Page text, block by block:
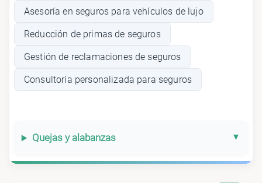
Asesoría en seguros para vehículos de lujo
Reducción de primas de seguros
Gestión de reclamaciones de seguros
Consultoría personalizada para seguros
Quejas y alabanzas